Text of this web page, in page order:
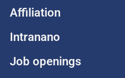
Affiliation
Intranano
Job openings